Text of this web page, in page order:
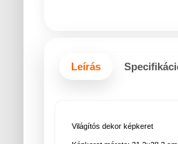
Leírás
Világítós dekor képkeret